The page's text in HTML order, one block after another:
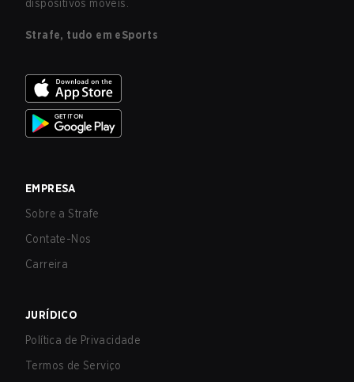
dispositivos móveis.
Strafe, tudo em eSports
EMPRESA
Sobre a Strafe
Contate-Nos
Carreira
JURÍDICO
Política de Privacidade
Termos de Serviço